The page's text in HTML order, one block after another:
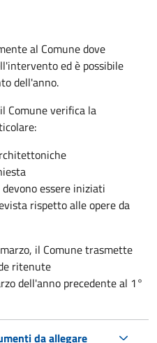
al Comune dove
ed è possibile
dell'anno.
Comune verifica la
essere iniziati
rispetto alle opere da
il Comune trasmette
ritenute
dell'anno precedente al 1°
da allegare